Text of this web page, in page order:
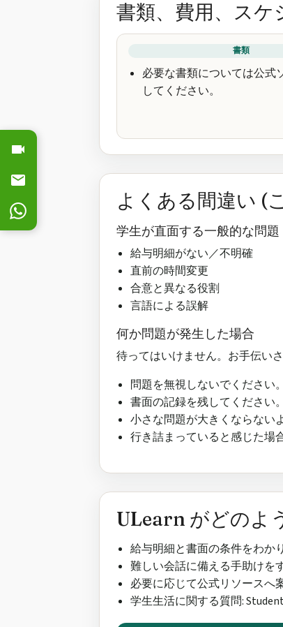
書類、費用、スケ
書類
必要な書類については公式
してください。
よくある間違い (
学生が直面する一般的な問題
給与明細がない／不明確
直前の時間変更
合意と異なる役割
言語による誤解
何か問題が発生した場合
待ってはいけません。お手伝い
問題を無視しないでください。
書面の記録を残してください。
小さな問題が大きくならない
行き詰まっていると感じた場
ULearn がどのよ
給与明細と書面の条件をわか
難しい会話に備える手助けを
必要に応じて公式リソースへ
学生生活に関する質問: